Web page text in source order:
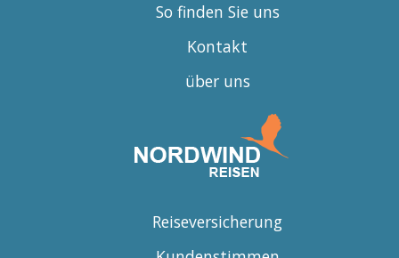
So finden Sie uns
Kontakt
über uns
Reiseversicherung